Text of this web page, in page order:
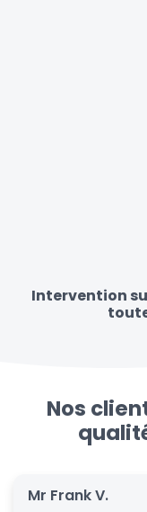
Intervention
Nos
Mr Frank V.